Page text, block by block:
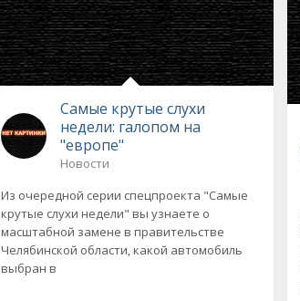
Самые крутые слухи
недели: галопом на
"европе"
Новости
Из очередной серии спецпроекта "Самые
крутые слухи недели" вы узнаете о
масштабной замене в правительстве
Челябинской области, какой автомобиль
выбран в